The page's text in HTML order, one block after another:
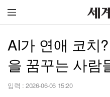
AI가 연애 코치
을 꿈꾸는 사람
입력 : 2026-06-06 15:20